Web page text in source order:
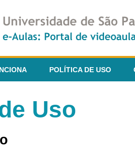
POLÍTICA DE USO
Uso